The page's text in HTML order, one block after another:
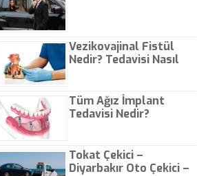
Vezikovajinal Fistül
Nedir? Tedavisi Nasıl
Tüm Ağız İmplant
Tedavisi Nedir?
Tokat Çekici –
Diyarbakır Oto Çekici –